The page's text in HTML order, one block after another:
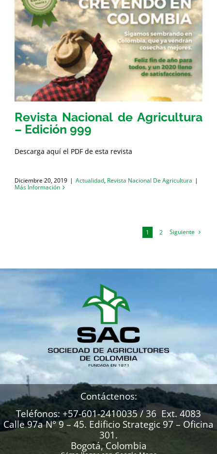
Revista Nacional de Agricultura
– Edición 999
Descarga aquí el PDF de esta revista
Diciembre 20, 2019 | Actualidad, Revista Nacional De Agricultura |
Más Información
1 2 Siguiente
Contáctenos:
Teléfonos: +57-601-2410035 / 36 Ext. 4083
Calle 97a N° 9 – 45. Edificio Strategic 97 – Oficina
301.
Bogotá, Colombia